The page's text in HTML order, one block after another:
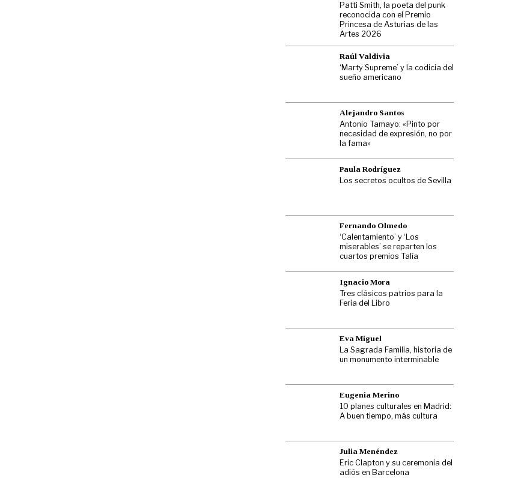
Patti Smith, la poeta del punk
reconocida con el Premio
Princesa de Asturias de las
Artes 2026
Raúl Valdivia
‘Marty Supreme’ y la codicia del
sueño americano
Alejandro Santos
Antonio Tamayo: «Pinto por
necesidad de expresión, no por
la fama»
Paula Rodríguez
Los secretos ocultos de Sevilla
Fernando Olmedo
‘Calentamiento’ y ‘Los
miserables’ se reparten los
cuartos premios Talía
Ignacio Mora
Tres clásicos patrios para la
Feria del Libro
Eva Miguel
La Sagrada Familia, historia de
un monumento interminable
Eugenia Merino
10 planes culturales en Madrid:
A buen tiempo, más cultura
Julia Menéndez
Eric Clapton y su ceremonia del
adiós en Barcelona